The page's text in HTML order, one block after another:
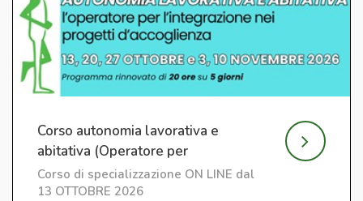
Corso autonomia lavorativa e
abitativa (Operatore per
l'Integrazione) ed. 7
Corso di specializzazione ON LINE dal
13 OTTOBRE 2026